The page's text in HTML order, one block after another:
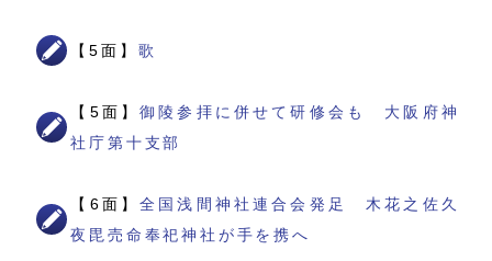
【5面】 歌
【5面】御陵参拝に併せて研修会も 大阪府神
社庁第十支部
【6面】全国浅間神社連合会発足 木花之佐久
夜毘売命奉祀神社が手を携へ